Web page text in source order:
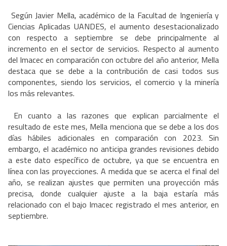
Según Javier Mella, académico de la Facultad de Ingeniería y
Ciencias Aplicadas UANDES, el aumento desestacionalizado
con respecto a septiembre se debe principalmente al
incremento en el sector de servicios. Respecto al aumento
del Imacec en comparación con octubre del año anterior, Mella
destaca que se debe a la contribución de casi todos sus
componentes, siendo los servicios, el comercio y la minería
los más relevantes.
En cuanto a las razones que explican parcialmente el
resultado de este mes, Mella menciona que se debe a los dos
días hábiles adicionales en comparación con 2023. Sin
embargo, el académico no anticipa grandes revisiones debido
a este dato específico de octubre, ya que se encuentra en
línea con las proyecciones. A medida que se acerca el final del
año, se realizan ajustes que permiten una proyección más
precisa, donde cualquier ajuste a la baja estaría más
relacionado con el bajo Imacec registrado el mes anterior, en
septiembre.